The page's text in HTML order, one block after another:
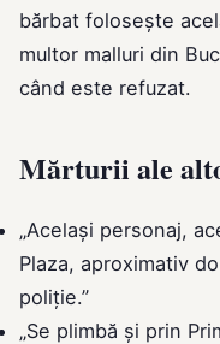
bărbat folosește
multor malluri din
când este refuzat.
Mărturii ale
„Același personaj,
Plaza, aproximativ
poliție.”
„Se plimbă și prin